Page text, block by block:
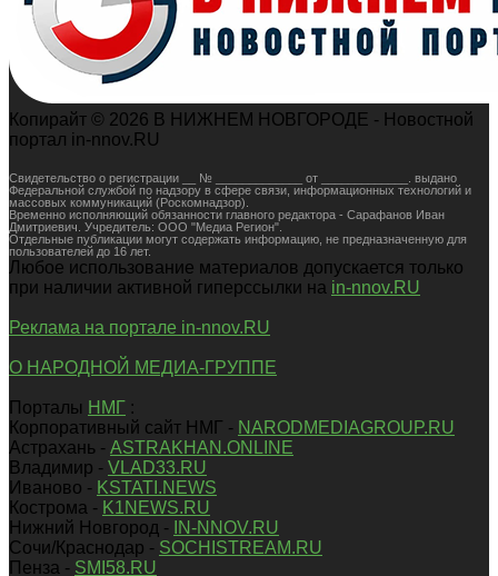
Копирайт © 2026 В НИЖНЕМ НОВГОРОДЕ - Новостной
портал in-nnov.RU
Свидетельство о регистрации __ № _____________ от _____________. выдано
Федеральной службой по надзору в сфере связи, информационных технологий и
массовых коммуникаций (Роскомнадзор).
Временно исполняющий обязанности главного редактора - Сарафанов Иван
Дмитриевич. Учредитель: ООО "Медиа Регион".
Отдельные публикации могут содержать информацию, не предназначенную для
пользователей до 16 лет.
Любое использование материалов допускается только
при наличии активной гиперссылки на in-nnov.RU
Реклама на портале in-nnov.RU
О НАРОДНОЙ МЕДИА-ГРУППЕ
Порталы НМГ :
Корпоративный сайт НМГ - NARODMEDIAGROUP.RU
Астрахань - ASTRAKHAN.ONLINE
Владимир - VLAD33.RU
Иваново - KSTATI.NEWS
Кострома - K1NEWS.RU
Нижний Новгород -
IN-NNOV.RU
Сочи/Краснодар - SOCHISTREAM.RU
Пенза - SMI58.RU